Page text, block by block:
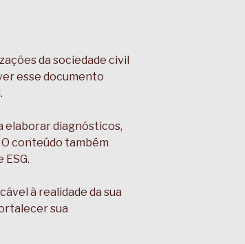
da sociedade civil
esse documento
elaborar diagnósticos,
O conteúdo também
à realidade da sua
sua